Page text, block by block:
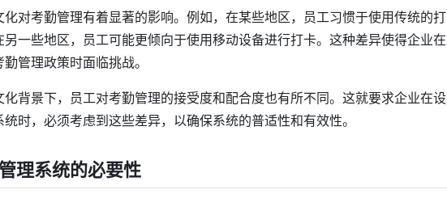
化对考勤管理有着显著的影响。例如，在某些地区，员工习惯于使用传统的打
另一些地区，员工可能更倾向于使用移动设备进行打卡。这种差异使得企业在
管理政策时面临挑战。
化背景下，员工对考勤管理的接受度和配合度也有所不同。这就要求企业在设
时，必须考虑到这些差异，以确保系统的普适性和有效性。
理系统的必要性